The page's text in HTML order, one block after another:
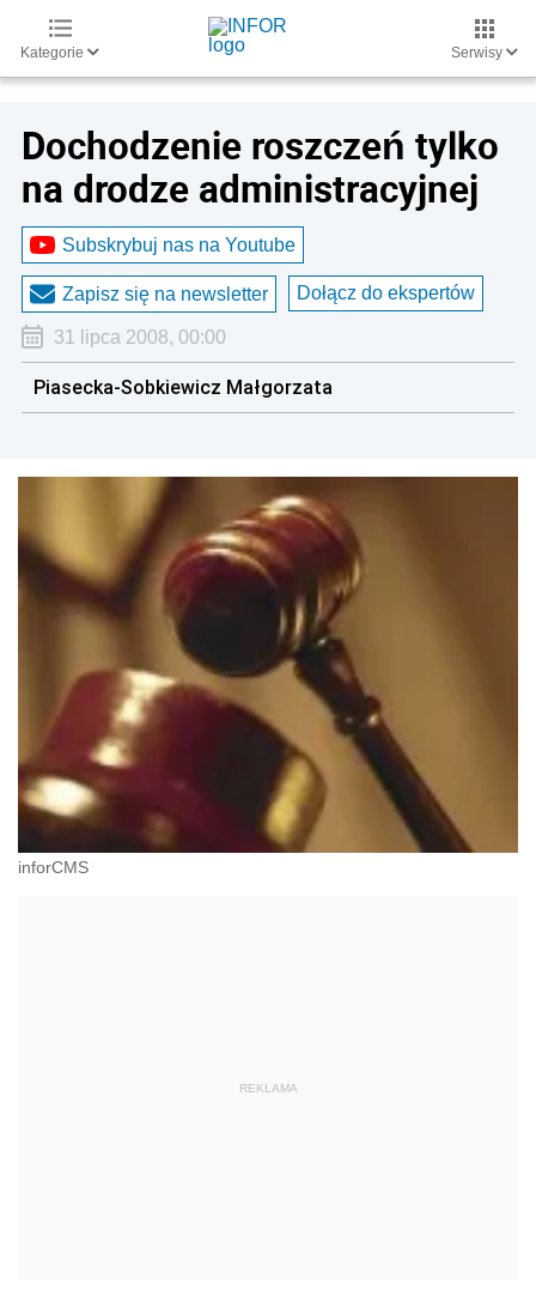
Kategorie Serwisy
Dochodzenie roszczeń tylko
na drodze administracyjnej
Subskrybuj nas na Youtube
Zapisz się na newsletter Dołącz do ekspertów
31 lipca 2008, 00:00
Piasecka-Sobkiewicz Małgorzata
inforCMS